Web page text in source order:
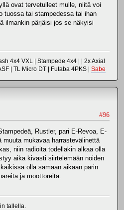
ovat tervetulleet mulle, niitä voi
tuossa tai stampedessa tai ihan
ilmankin pärjäisi jos se näkyisi
4x4 VXL | Stampede 4x4 | | 2x Axial
| TL Micro DT | Futaba 4PKS | Sabe
#96
Rustler, pari E-Revoa, E-
muuta mukavaa harrastevälinettä
niin radioita todellakin alkaa olla
aika kivasti siirtelemään noiden
olla samaan aikaan parin
ja moottoreita.
tallella.